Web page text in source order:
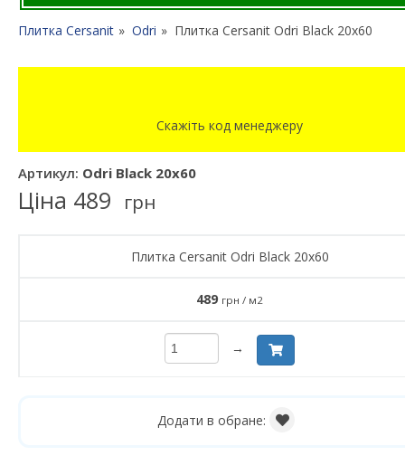
Плитка Cersanit Odri Плитка Cersanit Odri Black 20x60
Скажіть код менеджеру
Артикул: Odri Black 20x60
Ціна 489 грн
Плитка Cersanit Odri Black 20x60
489 грн / м2
→
Додати в обране: